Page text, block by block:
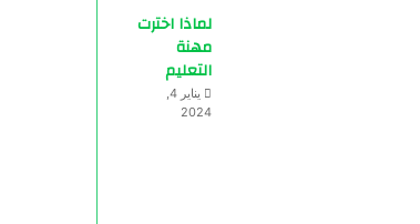
لماذا اخترت
مهنة
التعليم
يناير 4,
2024